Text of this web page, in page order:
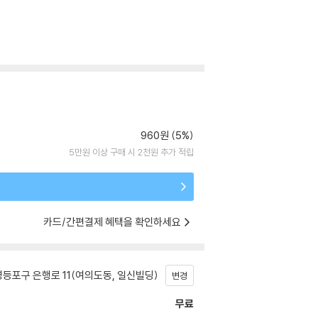
960원 (5%)
5만원 이상 구매 시 2천원 추가 적립
카드/간편결제 혜택을 확인하세요
포구 은행로 11(여의도동, 일신빌딩) 변경
무료